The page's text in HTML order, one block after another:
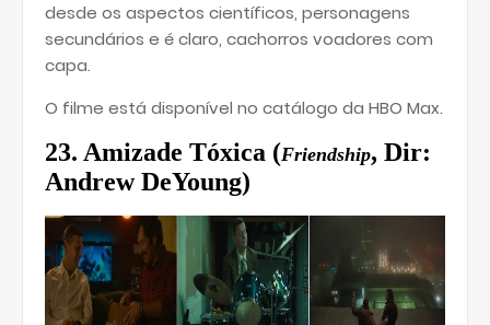
desde os aspectos científicos, personagens
secundários e é claro, cachorros voadores com
capa.
O filme está disponível no catálogo da HBO Max.
23. Amizade Tóxica (Friendship, Dir:
Andrew DeYoung)